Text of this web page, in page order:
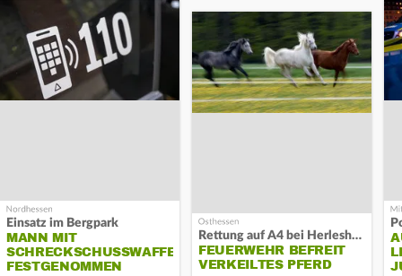
Einsatz im Bergpark
MANN MIT
SCHRECKSCHUSSWAFFE
FESTGENOMMEN
Rettung auf A4 bei Herleshausen
FEUERWEHR BEFREIT
VERKEILTES PFERD